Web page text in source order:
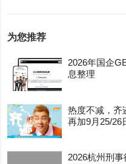
为您推荐
2026年国企
息整理
热度不减，齐
再加9月25/26
2026杭州刑